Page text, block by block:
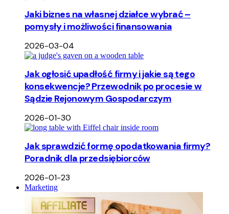
Jaki biznes na własnej działce wybrać –
pomysły i możliwości finansowania
2026-03-04
Jak ogłosić upadłość firmy i jakie są tego
konsekwencje? Przewodnik po procesie w
Sądzie Rejonowym Gospodarczym
2026-01-30
Jak sprawdzić formę opodatkowania firmy?
Poradnik dla przedsiębiorców
2026-01-23
Marketing